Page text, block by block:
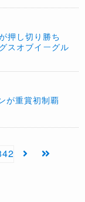
押し切り勝ち
スオブイーグル
が重賞初制覇